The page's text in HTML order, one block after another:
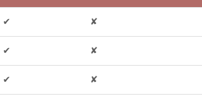
✔ ✘
✔ ✘
✔ ✘